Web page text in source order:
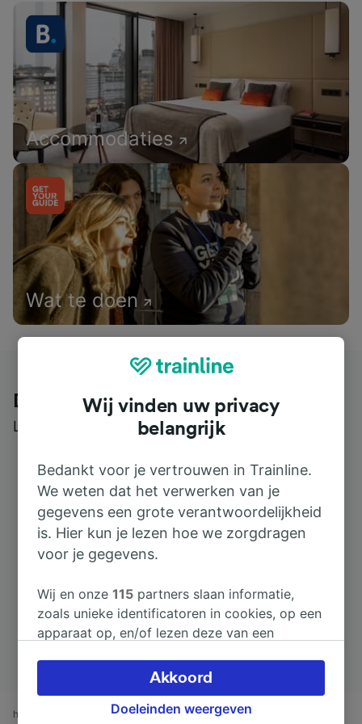
Accommodaties
Wat te doen
Dit zeggen klanten over Trainline
Lees echte beoordelingen van echte gebruikers
home Santander naar Llanes
Wij vinden uw privacy
belangrijk
Bedankt voor je vertrouwen in Trainline.
We weten dat het verwerken van je
gegevens een grote verantwoordelijkheid
is. Hier kun je lezen hoe we zorgdragen
voor je gegevens.
Wij en onze115 partners slaan informatie,
zoals unieke identificatoren in cookies, op een
apparaat op, en/of lezen deze van een
verwerken. Je kunt je instellingen bevestigen
of wijzigen door hieronder te klikken.
Daaronder valt ook je recht om bezwaar te
Doeleinden weergeven
Akkoord